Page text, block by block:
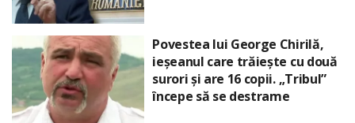
Povestea lui George Chirilă,
ieșeanul care trăiește cu două
surori și are 16 copii. „Tribul”
începe să se destrame